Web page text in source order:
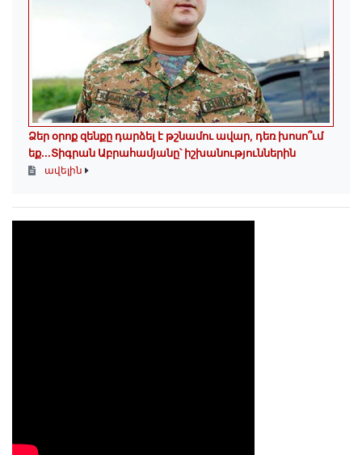
Ձեր օրոք զենքը դարձել է թշնամու ավար, դեռ խոսո՞ւմ
եք...Տիգրան Աբրահամյանը՝ իշխանություններին
ավելին